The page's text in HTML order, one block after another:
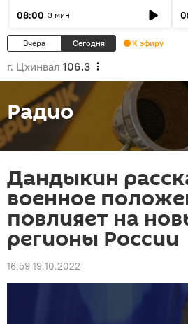
08:00 3 мин
Вчера Сегодня К эфиру
г. Цхинвал 106.3
Радио
Дандыкин
военное
повлияет на
регионы России
16:59 19.10.2022